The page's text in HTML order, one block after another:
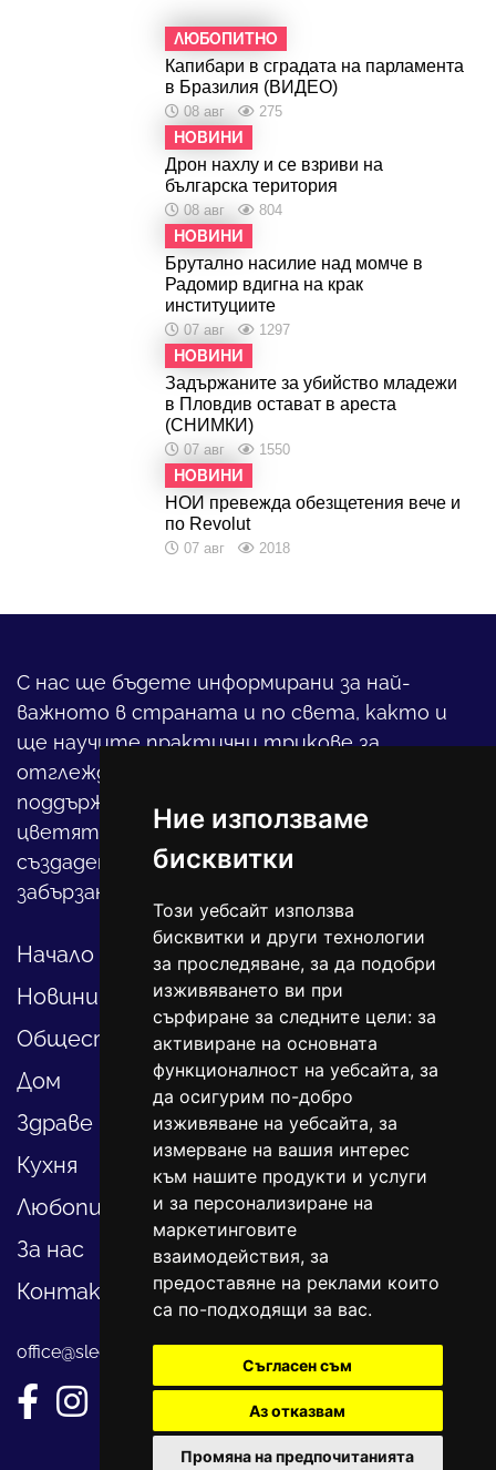
Ние използваме
бисквитки
Този уебсайт използва
бисквитки и други технологии
за проследяване, за да подобри
изживяването ви при
сърфиране за следните цели: за
активиране на основната
функционалност на уебсайта, за
да осигурим по-добро
изживяване на уебсайта, за
измерване на вашия интерес
към нашите продукти и услуги
и за персонализиране на
маркетинговите
взаимодействия, за
предоставяне на реклами които
са по-подходящи за вас.
Съгласен съм
Аз отказвам
Промяна на предпочитанията
ЛЮБОПИТНО
Капибари в сградата на парламента
в Бразилия (ВИДЕО)
08 авг 275
НОВИНИ
Дрон нахлу и се взриви на
българска територия
08 авг 804
НОВИНИ
Брутално насилие над момче в
Радомир вдигна на крак
институциите
07 авг 1297
НОВИНИ
Задържаните за убийство младежи
в Пловдив остават в ареста
(СНИМКИ)
07 авг 1550
НОВИНИ
НОИ превежда обезщетения вече и
по Revolut
07 авг 2018
С нас ще бъдете информирани за най-
важното в страната и по света, както и
ще научите практични трикове за
отглеждането на детето, за
поддържането на дома и градината,
цветята, интериора и, въобще, как да
създадете своя уютен оазис в този така
забързан свят.
Начало
Новини
Общество
Дом
Здраве
Кухня
Любопитно
За нас
Контакти
office@sledvayme.net